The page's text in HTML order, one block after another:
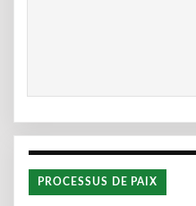
PROCESSUS DE PAIX